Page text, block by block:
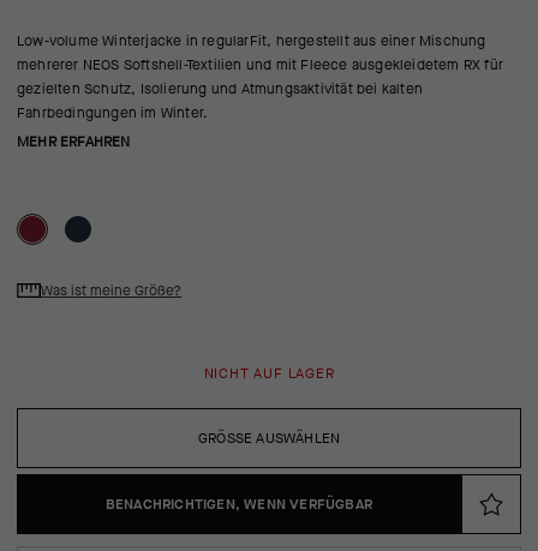
Low-volume Winterjacke in regularFit, hergestellt aus einer Mischung
mehrerer NEOS Softshell-Textilien und mit Fleece ausgekleidetem RX für
gezielten Schutz, Isolierung und Atmungsaktivität bei kalten
Fahrbedingungen im Winter.
MEHR ERFAHREN
GRÖSSE AUSWÄHLEN
Was ist meine Größe?
NICHT AUF LAGER
BENACHRICHTIGEN, WENN VERFÜGBAR